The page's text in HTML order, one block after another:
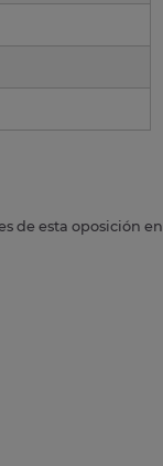
de esta oposición en